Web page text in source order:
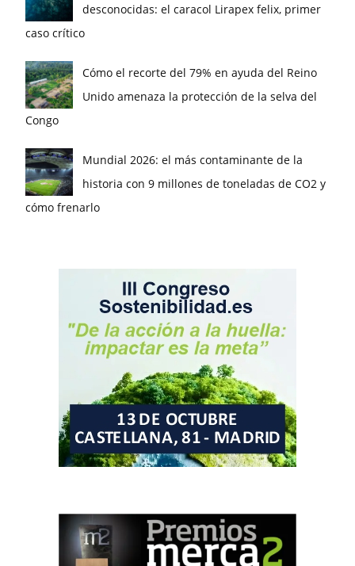
desconocidas: el caracol Lirapex felix, primer
caso crítico
Cómo el recorte del 79% en ayuda del Reino
Unido amenaza la protección de la selva del
Congo
Mundial 2026: el más contaminante de la
historia con 9 millones de toneladas de CO2 y
cómo frenarlo